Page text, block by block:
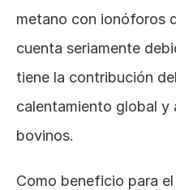
metano con ionóforos
cuenta seriamente
tiene la contribución
calentamiento global y
bovinos.
Como beneficio para